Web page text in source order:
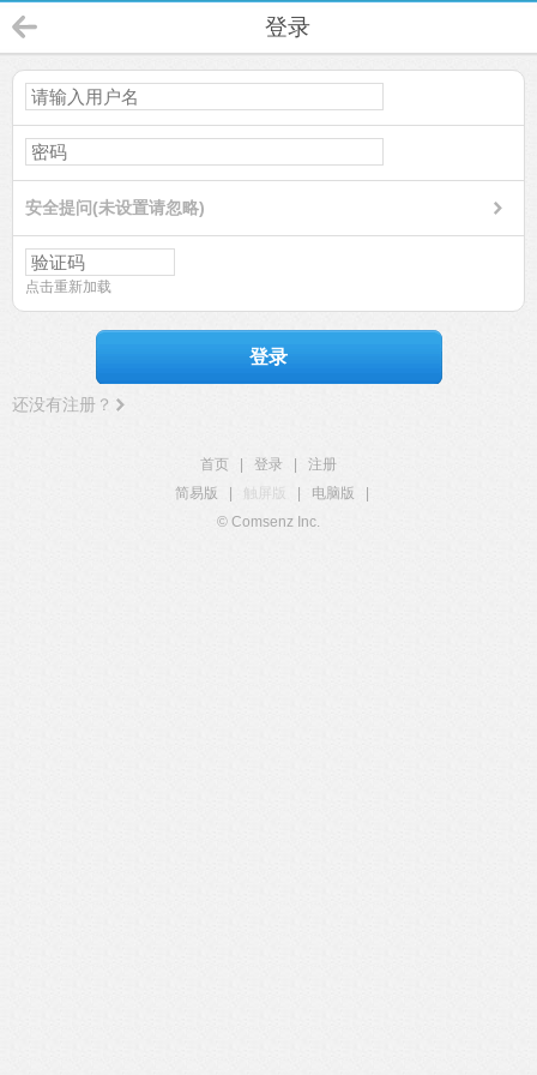
登录
安全提问(未设置请忽略)
点击重新加载
登录
还没有注册？
首页 登录
注册
简易版
触屏版 电脑版
© Comsenz Inc.